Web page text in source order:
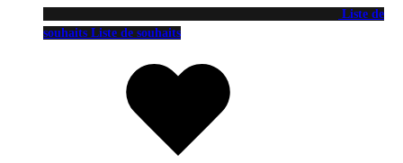
Liste de
souhaits Liste de souhaits